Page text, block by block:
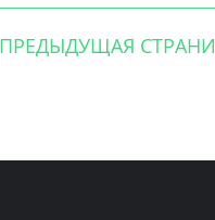
ПРЕДЫДУЩАЯ